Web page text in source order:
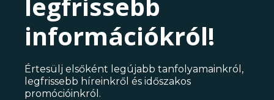
információkról!
Értesülj elsőként legújabb tanfolyamainkról,
legfrissebb híreinkről és időszakos
promócióinkról.